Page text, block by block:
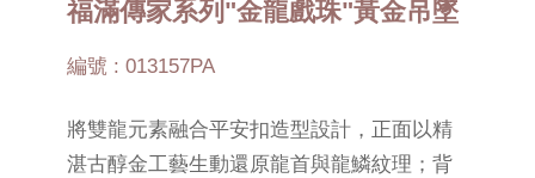
福滿傳家系列"金龍戲珠"黃金吊墜
編號 : 013157PA
將雙龍元素融合平安扣造型設計，正面以精
湛古醇金工藝生動還原龍首與龍鱗紋理；背